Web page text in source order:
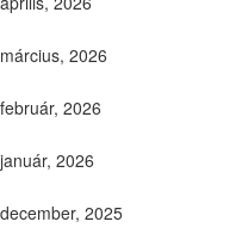
március, 2026
február, 2026
január, 2026
december, 2025